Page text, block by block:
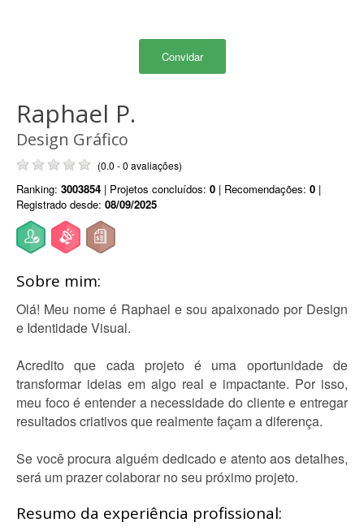
Convidar
Raphael P.
Design Gráfico
(0.0 - 0 avaliações)
Ranking: 3003854 | Projetos concluídos: 0 | Recomendações: 0 |
Registrado desde: 08/09/2025
Sobre mim:
Olá! Meu nome é Raphael e sou apaixonado por Design
e Identidade Visual.
Acredito que cada projeto é uma oportunidade de
transformar ideias em algo real e impactante. Por isso,
meu foco é entender a necessidade do cliente e entregar
resultados criativos que realmente façam a diferença.
Se você procura alguém dedicado e atento aos detalhes,
será um prazer colaborar no seu próximo projeto.
Resumo da experiência profissional: